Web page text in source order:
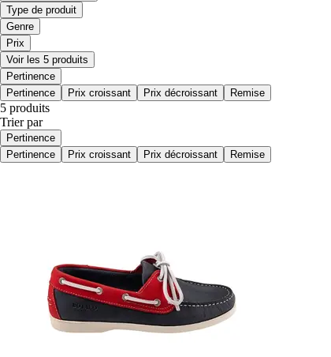
Type de produit
Genre
Prix
Voir les 5 produits
Pertinence
Pertinence
Prix croissant Prix décroissant Remise
5 produits
Trier par
Pertinence
Pertinence
Prix croissant Prix décroissant Remise